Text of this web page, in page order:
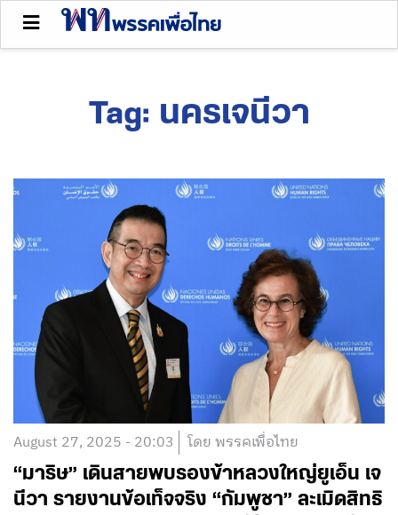
Tag: นครเจนีวา
August 27, 2025 - 20:03 โดย พรรคเพื่อไทย
“มาริษ” เดินสายพบรองข้าหลวงใหญ่ยูเอ็น เจ
นีวา รายงานข้อเท็จจริง “กัมพูชา” ละเมิดสิทธิ